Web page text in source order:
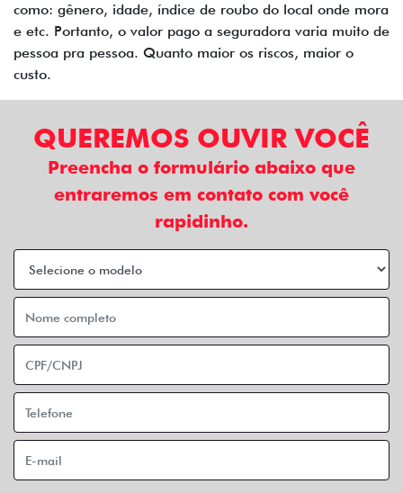
como: gênero, idade, índice de roubo do local onde mora
e etc. Portanto, o valor pago a seguradora varia muito de
pessoa pra pessoa. Quanto maior os riscos, maior o
custo.
QUEREMOS OUVIR VOCÊ
Preencha o formulário abaixo que
entraremos em contato com você
rapidinho.